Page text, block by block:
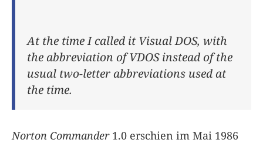
At the time I called it Visual DOS, with
the abbreviation of VDOS instead of the
usual two-letter abbreviations used at
the time.
Norton Commander1.0 erschien im Mai 1986